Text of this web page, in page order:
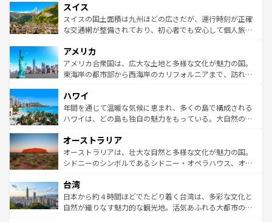
れる地方に足を運ぶとそれぞれで全く異なる文化を体験で
きるだろう。 なお、新着のフランス情報はコンテンツ一覧
を参照してほしい。
は、お酒好きな人にはぜひ体験してほしい。 なお、新着の
ドイツ情報はコンテンツ一覧を参照してほしい。
リアごとに異なる魅力がある。また、優雅なアフタヌーン
ティー、ビール好きにはたまらない英国パブ、サッカー観
戦など、本場だからこそできる体験も豊富。イギリスを旅
ンツ一覧を参照してほしい。
スイス
スイスの国土面積は九州ほどの広さだが、運行時刻が正確
な交通網が整備されており、初心者でも安心して個人旅行
の建物がそのまま残る町や、スイスならではのユニークな
博物館もあり、アルプス観光だけでなく町歩きも満喫する
ことができる。国民の所得が高いため物価も高いが、旅行
ば市内交通費無料で観光を楽しむこともできる。 なお、新
着のスイス情報はコンテンツ一覧 を参照してほしい。
アメリカ
アメリカ合衆国は、広大な土地と多様な文化が魅力の国。
東海岸の都市部から西海岸のカリフォルニアまで、訪れる
のような巨大都市は、観光、ショッピング、エンターテイ
ンメントが詰まった刺激的なスポットだ。一方、アメリカ
西部には大自然が広がり、グランドキャニオンやイエロー
部のニューオーリンズでは、音楽と美食が融合した独特の
文化が魅力。旅行者はアメリカの各地域で異なる魅力を楽
しみながら、その多様性と豊かな歴史を感じることができ
ならではの贅沢な旅のスタイルだ。 なお、新着のアメリカ
情報はコンテンツ一覧を参照してほしい。
ハワイ
年間を通じて温暖な気候に恵まれ、多くの島で構成される
ハワイは、どの島も独自の魅力をもっている。大自然の神
ワイ島は見逃せない。また、定番の観光地といえばオアフ
島だが、静かな自然を求めるならマウイ島やカウアイ島が
おすすめ。エメラルドグリーンに輝く海をはじめ、豊かな
れるおもてなしの心で訪れる人々を迎えてくれるハワイの
人々、おいしいローカルフードやハワイアンミュージッ
ク、伝統的なフラダンスなど、すべてがハワイの魅力を彩
オーストラリア
オーストラリアは、壮大な自然と多様な文化が魅力の国。
シドニーのシンボルであるシドニー・オペラハウス、オー
リアリーフや大陸中央部にそびえるウルル（エアーズロッ
ク）、タスマニアの美しい原生林やケアンズの熱帯雨林な
ど、見どころがたくさん。また、カフェやワイン、オージ
台湾
日本から約４時間ほどでたどり着く台湾は、多彩な文化と
自然が織りなす魅力的な観光地。活気あふれる大都市の台